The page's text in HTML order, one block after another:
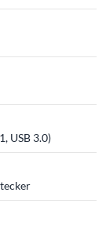
USB 3.0)